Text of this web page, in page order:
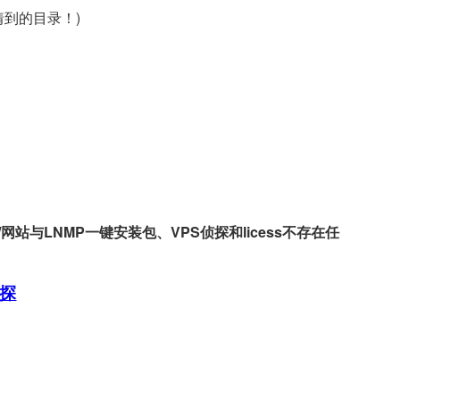
的目录！)
站与LNMP一键安装包、VPS侦探和licess不存在任